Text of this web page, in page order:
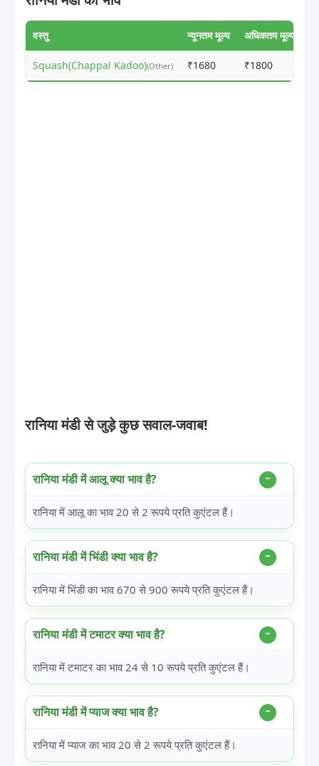
वस्तु न्यूनतम मूल्य अधिकतम मूल्य
Squash(Chappal Kadoo)(Other) ₹1680 ₹1800
रानिया मंडी से जुड़े कुछ सवाल-जवाब!
रानिया मंडी में आलू क्या भाव है?
रानिया में आलू का भाव 20 से 2 रूपये प्रति कुएंटल हैं।
रानिया मंडी में भिंडी क्या भाव है?
रानिया में भिंडी का भाव 670 से 900 रूपये प्रति कुएंटल हैं।
रानिया मंडी में टमाटर क्या भाव है?
रानिया में टमाटर का भाव 24 से 10 रूपये प्रति कुएंटल हैं।
रानिया मंडी में प्याज क्या भाव है?
रानिया में प्याज का भाव 20 से 2 रूपये प्रति कुएंटल हैं।